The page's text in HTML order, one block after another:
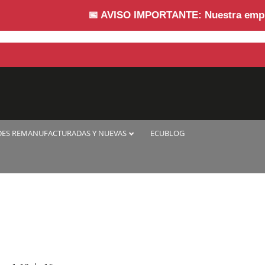
AVISO IMPORTANTE:Nuestra empresa
REMANUFACTURADAS Y NUEVAS ECUBLOG